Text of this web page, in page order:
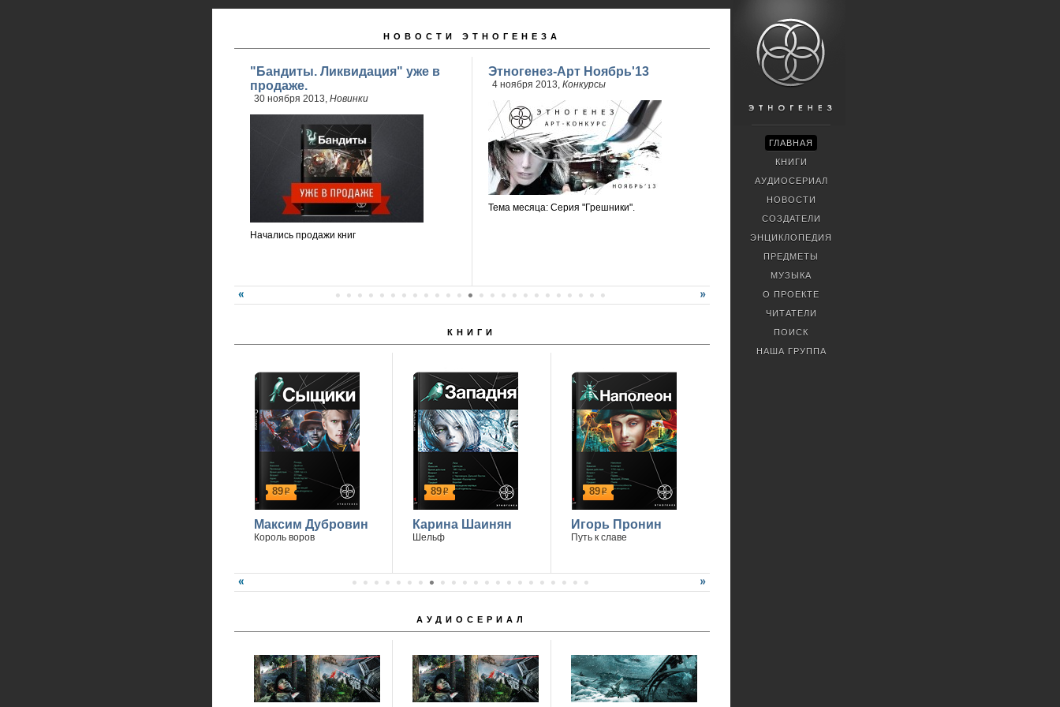
НОВОСТИ ЭТНОГЕНЕЗА
"Бандиты. Ликвидация" уже в
продаже.
30 ноября 2013, Новинки
Начались продажи книг
Этногенез-Арт Ноябрь'13
4 ноября 2013, Конкурсы
Тема месяца: Серия "Грешники".
КНИГИ
89р
Максим Дубровин
Король воров
89р
Карина Шаинян
Шельф
89р
Игорь Пронин
Путь к славе
АУДИОСЕРИАЛ
ГЛАВНАЯ
КНИГИ
АУДИОСЕРИАЛ
НОВОСТИ
СОЗДАТЕЛИ
ЭНЦИКЛОПЕДИЯ
ПРЕДМЕТЫ
МУЗЫКА
О ПРОЕКТЕ
ЧИТАТЕЛИ
ПОИСК
НАША ГРУППА